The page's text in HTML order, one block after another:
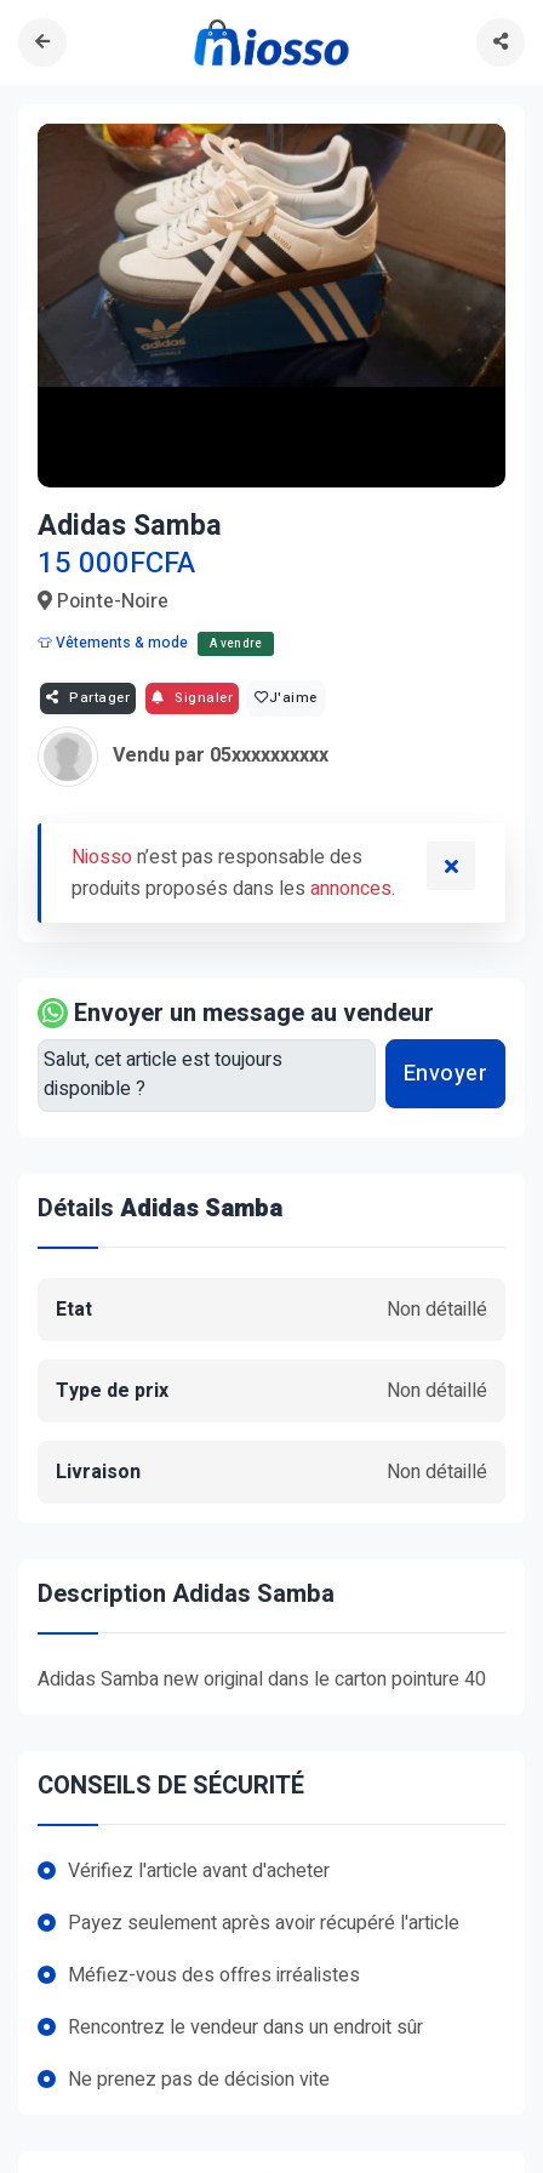
Adidas Samba
15 000FCFA
Pointe-Noire
👕 Vêtements & mode A vendre
Partager Signaler J'aime
Vendu par 05xxxxxxxxxx
Niosson’est pas responsable des
produits proposés dans les annonces.
Envoyer un message au vendeur
Envoyer
Détails Adidas Samba
Etat Non détaillé
Type de prix Non détaillé
Livraison Non détaillé
Description Adidas Samba
Adidas Samba new original dans le carton pointure 40
CONSEILS DE SÉCURITÉ
Vérifiez l'article avant d'acheter
Payez seulement après avoir récupéré l'article
Méfiez-vous des offres irréalistes
Rencontrez le vendeur dans un endroit sûr
Ne prenez pas de décision vite